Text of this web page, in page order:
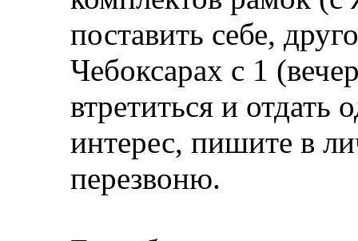
поставить себе,
Чебоксарах с 1
втретиться и отдать
интерес, пишите в
перезвоню.